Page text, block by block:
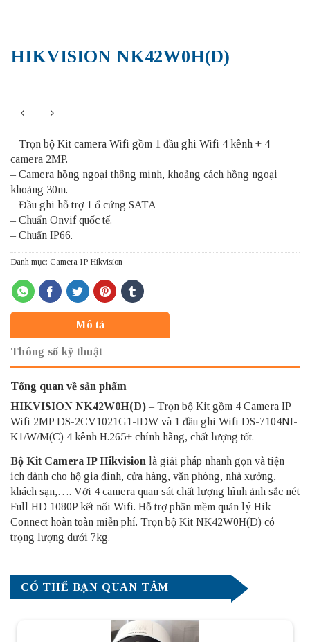
HIKVISION NK42W0H(D)
– Trọn bộ Kit camera Wifi gồm 1 đầu ghi Wifi 4 kênh + 4
camera 2MP.
– Camera hồng ngoại thông minh, khoảng cách hồng ngoại
khoảng 30m.
– Đầu ghi hỗ trợ 1 ổ cứng SATA
– Chuẩn Onvif quốc tế.
– Chuẩn IP66.
Danh mục: Camera IP Hikvision
Mô tả
Thông số kỹ thuật
Tổng quan về sản phẩm
HIKVISION NK42W0H(D) – Trọn bộ Kit gồm 4 Camera IP
Wifi 2MP DS-2CV1021G1-IDW và 1 đầu ghi Wifi DS-7104NI-
K1/W/M(C) 4 kênh H.265+ chính hãng, chất lượng tốt.
Bộ Kit Camera IP Hikvision là giải pháp nhanh gọn và tiện
ích dành cho hộ gia đình, cửa hàng, văn phòng, nhà xưởng,
khách sạn,…. Với 4 camera quan sát chất lượng hình ảnh sắc nét
Full HD 1080P kết nối Wifi. Hỗ trợ phần mềm quản lý Hik-
Connect hoàn toàn miễn phí. Trọn bộ Kit NK42W0H(D) có
trọng lượng dưới 7kg.
CÓ THỂ BẠN QUAN TÂM